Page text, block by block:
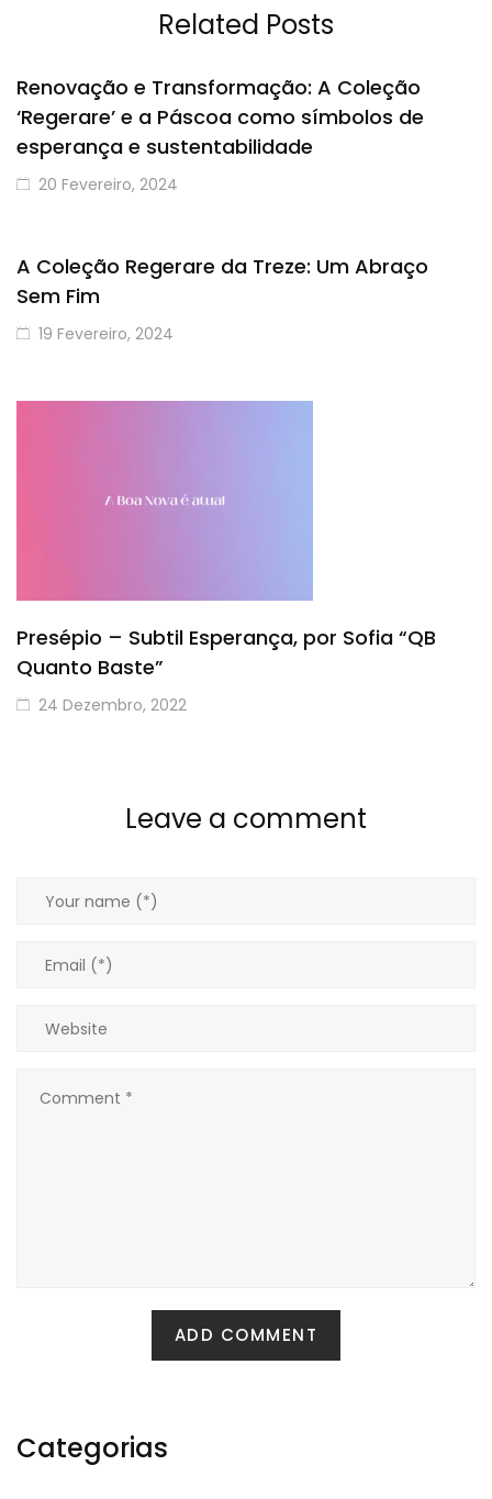
Related Posts
Renovação e Transformação: A Coleção
‘Regerare’ e a Páscoa como símbolos de
esperança e sustentabilidade
20 Fevereiro, 2024
A Coleção Regerare da Treze: Um Abraço
Sem Fim
19 Fevereiro, 2024
Presépio – Subtil Esperança, por Sofia “QB
Quanto Baste”
24 Dezembro, 2022
Leave a comment
Categorias